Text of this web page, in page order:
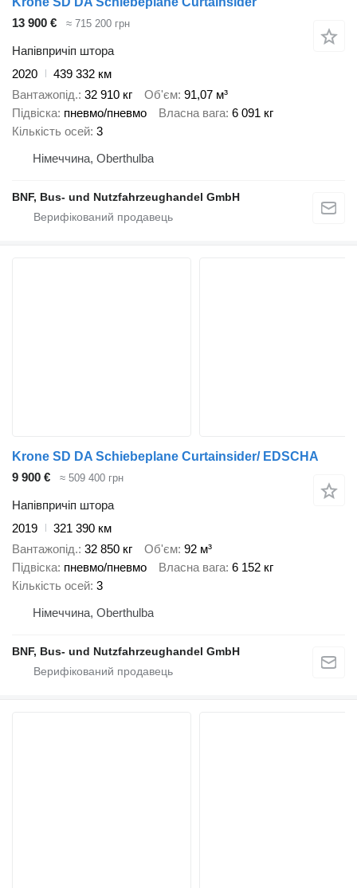
13 900 €
≈ 715 200 грн
Напівпричіп штора
2020
439 332 км
Вантажопід. 32 910 кг Об'єм 91,07 м³
Підвіска пневмо/пневмо Власна вага 6 091 кг
Кількість осей 3
Німеччина, Oberthulba
BNF, Bus- und Nutzfahrzeughandel GmbH
Krone SD DA Schiebeplane Curtainsider/ EDSCHA
9 900 €
≈ 509 400 грн
Напівпричіп штора
2019
321 390 км
Вантажопід. 32 850 кг Об'єм 92 м³
Підвіска пневмо/пневмо Власна вага 6 152 кг
Кількість осей 3
Німеччина, Oberthulba
BNF, Bus- und Nutzfahrzeughandel GmbH